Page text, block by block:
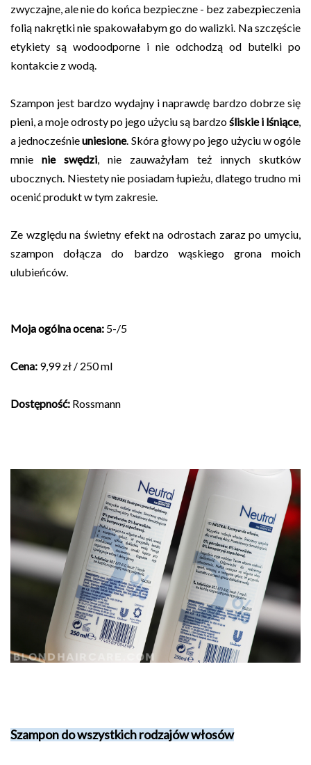
zwyczajne, ale nie do końca bezpieczne - bez zabezpieczenia
folią nakrętki nie spakowałabym go do walizki. Na szczęście
etykiety są wodoodporne i nie odchodzą od butelki po
kontakcie z wodą.
Szampon jest bardzo wydajny i naprawdę bardzo dobrze się
pieni, a moje odrosty po jego użyciu są bardzośliskie i lśniące,
a jednocześnieuniesione. Skóra głowy po jego użyciu w ogóle
mnie nie swędzi, nie zauważyłam też innych skutków
ubocznych. Niestety nie posiadam łupieżu, dlatego trudno mi
ocenić produkt w tym zakresie.
Ze względu na świetny efekt na odrostach zaraz po umyciu,
szampon dołącza do bardzo wąskiego grona moich
ulubieńców.
Moja ogólna ocena: 5-/5
Cena: 9,99 zł / 250 ml
Dostępność: Rossmann
Szampon do wszystkich rodzajów włosów